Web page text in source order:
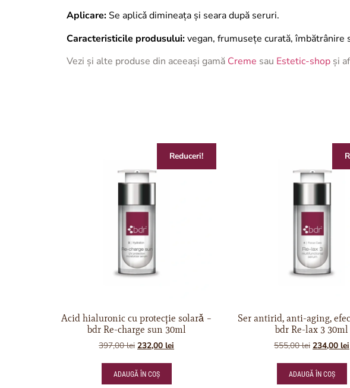
Aplicare: Se aplicǎ dimineața și seara după seruri.
Caracteristicile produsului:vegan, frumusețe curată, îmbătrânire
Vezi și alte produse din aceeași gamă Creme sau Estetic-shop și
Reduceri!
Acid hialuronic cu protecție solarǎ –
bdr Re-charge sun 30ml
397,00lei 232,00 lei
ADAUGĂ ÎN COȘ
Ser antirid, anti-aging,
bdr Re-lax 3 30ml
555,00lei 234,00 lei
ADAUGĂ ÎN COȘ